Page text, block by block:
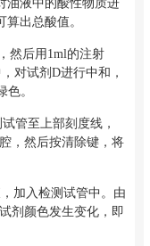
油液中的酸性物质进
出总酸值。
然后用1ml的注射
对试剂D进行中和，
。
管至上部刻度线，
，然后按清除键，将
加入检测试管中。由
剂颜色发生变化，即